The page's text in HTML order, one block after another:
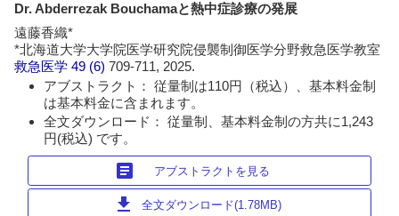
Dr. Abderrezak Bouchamaと熱中症診療の発展
遠藤香織*
*北海道大学大学院医学研究院侵襲制御医学分野救急医学教室
救急医学 49 (6)709-711, 2025.
アブストラクト： 従量制は110円（税込）、基本料金制
は基本料金に含まれます。
全文ダウンロード： 従量制、基本料金制の方共に1,243
円(税込) です。
article アブストラクトを見る
download 全文ダウンロード(1.78MB)